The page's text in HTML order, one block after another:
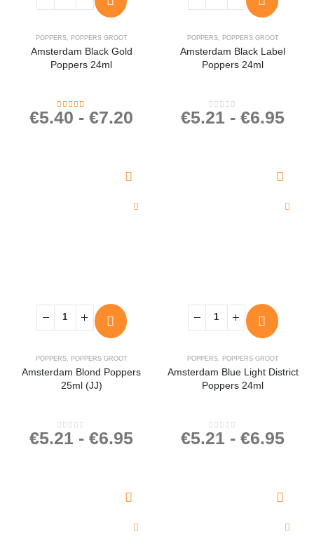
POPPERS, POPPERS GROOT
Amsterdam Black Gold
Poppers 24ml
4.27 out of 5
€5.40 - €7.20
POPPERS, POPPERS GROOT
Amsterdam Black Label
Poppers 24ml
0out of 5
€5.21 - €6.95
POPPERS, POPPERS GROOT
Amsterdam Blond Poppers
25ml (JJ)
0out of 5
€5.21 - €6.95
POPPERS, POPPERS GROOT
Amsterdam Blue Light District
Poppers 24ml
0out of 5
€5.21 - €6.95